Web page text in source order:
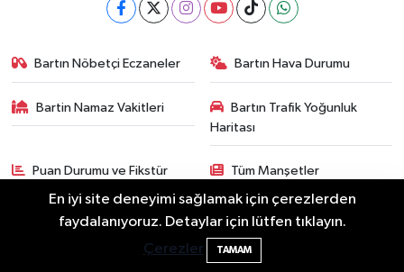
Bartın Nöbetçi Eczaneler Bartın Hava Durumu
Bartin Namaz Vakitleri
Bartın Trafik Yoğunluk
Haritası
Puan Durumu ve Fikstür Tüm Manşetler
Son Dakika Haberleri Haber Arşivi
En iyi site deneyimi sağlamak için çerezlerden
faydalanıyoruz. Detaylar için lütfen tıklayın.
Çerezler
TAMAM
Bartın TSO'da Ortak Gündem: Ekonomi
ve Sektörel Sorunlar